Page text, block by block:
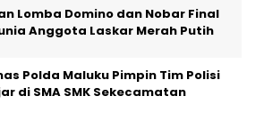
Lomba Domino dan Nobar Final
Anggota Laskar Merah Putih
Polda Maluku Pimpin Tim Polisi
di SMA SMK Sekecamatan